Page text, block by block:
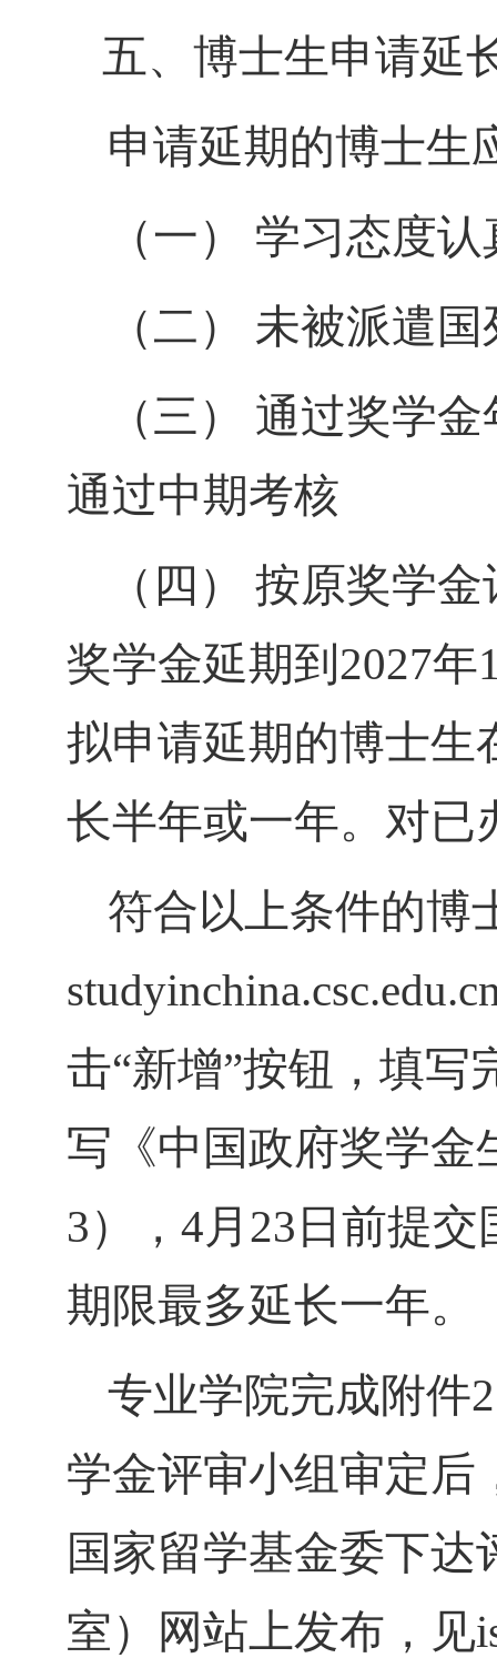
五、博士生申请延
申请延期的博士生
（一） 学习态度
（二） 未被派遣国
（三） 通过奖学
通过中期考核
（四） 按原奖学金
奖学金延期到2027年
拟申请延期的博士生
长半年或一年。对已
符合以上条件的博
击“新增”按钮，填写
写《中国政府奖学金
3） ， 4月23日前提交
期限最多延长一年。
专业学院完成附件2
学金评审小组审定后
国家留学基金委下
室）网站上发布 ，见